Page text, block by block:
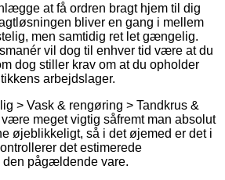
at få ordren bragt hjem til dig
bliver en gang i mellem
men samtidig ret let gængelig.
vil dog til enhver tid være at du
dog stiller krav om at du opholder
arbejdslager.
> Vask & rengøring > Tandkrus &
meget vigtig såfremt man absolut
øjeblikkeligt, så i det øjemed er det i
det estimerede
den pågældende vare.